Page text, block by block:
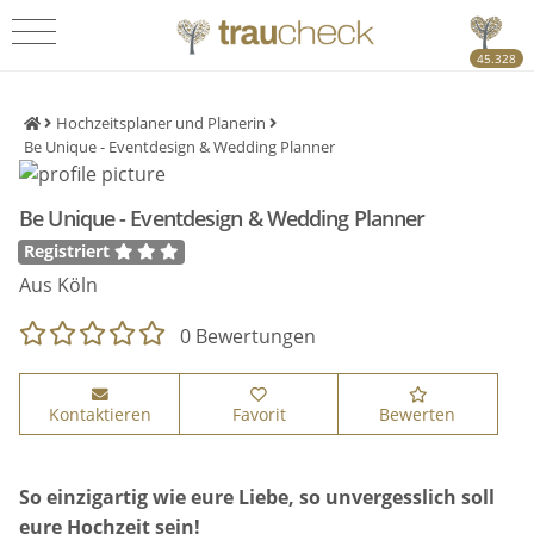
45.328
Hochzeitsplaner und Planerin
Be Unique - Eventdesign & Wedding Planner
Be Unique - Eventdesign & Wedding Planner
Registriert
Aus Köln
0 Bewertungen
Kontaktieren Favorit Bewerten
So einzigartig wie eure Liebe, so unvergesslich soll
eure Hochzeit sein!